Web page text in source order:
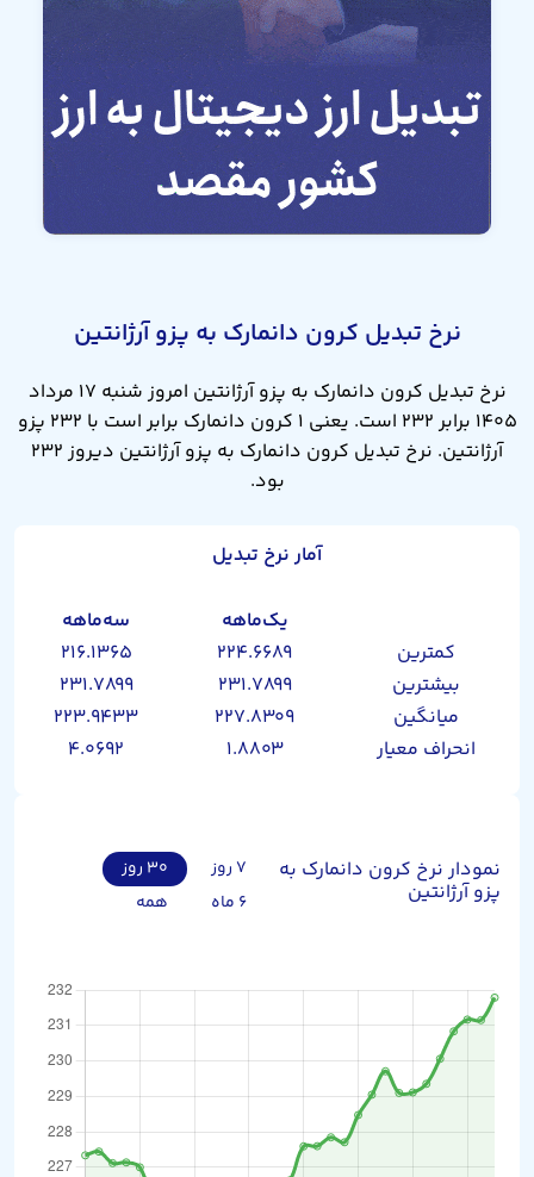
نرخ تبدیل کرون دانمارک به پزو آرژانتین
نرخ تبدیل کرون دانمارک به پزو آرژانتین امروز شنبه ۱۷ مرداد
۱۴۰۵ برابر ۲۳۲ است. یعنی ۱ کرون دانمارک برابر است با ۲۳۲ پزو
آرژانتین. نرخ تبدیل کرون دانمارک به پزو آرژانتین دیروز ۲۳۲
بود.
آمار نرخ تبدیل
یک‌ماهه
سه‌ماهه
کمترین
۲۲۴.۶۶۸۹
۲۱۶.۱۳۶۵
بیشترین
۲۳۱.۷۸۹۹
۲۳۱.۷۸۹۹
میانگین
۲۲۷.۸۳۰۹
۲۲۳.۹۴۳۳
انحراف معیار
۱.۸۸۰۳ ۴.۰۶۹۲
نمودار نرخ کرون دانمارک به
پزو آرژانتین
۷ روز
۳۰ روز
۶ ماه
همه